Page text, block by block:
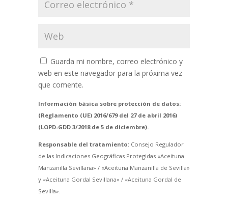
Guarda mi nombre, correo electrónico y
web en este navegador para la próxima vez
que comente.
Información básica sobre protección de datos:
(Reglamento (UE) 2016/679 del 27 de abril 2016)
(LOPD-GDD 3/2018 de 5 de diciembre).
Responsable del tratamiento:Consejo Regulador
de las Indicaciones Geográficas Protegidas «Aceituna
Manzanilla Sevillana» / «Aceituna Manzanilla de Sevilla»
y «Aceituna Gordal Sevillana» / «Aceituna Gordal de
Sevilla».